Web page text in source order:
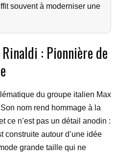
souvent à moderniser une
: Pionnière de
du groupe italien Max
nom rend hommage à la
ce n’est pas un détail anodin :
construite autour d’une idée
grande taille qui ne